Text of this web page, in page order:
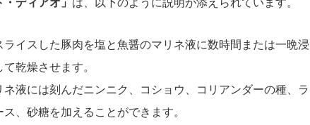
・ディアオ」 は、以下のように説明が添えられています。
ライスした豚肉を塩と魚醤のマリネ液に数時間または一晩浸
乾燥させます。
液には刻んだニンニク、コショウ、コリアンダーの種、ラ
、砂糖を加えることができます。